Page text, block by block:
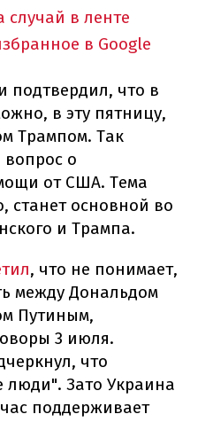
случай в ленте
в Google
подтвердил, что в
в эту пятницу,
Трампом. Так
вопрос о
от США. Тема
станет основной во
и Трампа.
, что не понимает,
между Дональдом
Путиным,
3 июля.
что
люди". Зато Украина
поддерживает